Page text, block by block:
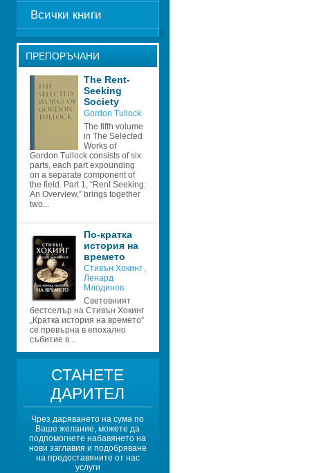
Всички книги
ПРЕПОРЪЧАНИ
The Rent-
Seeking
Society
Gordon Tullock
The fifth volume
in The Selected
Works of
Gordon Tullock consists of six
parts, each part expounding
on a separate component of
the field. Part 1, “Rent Seeking:
An Overview,” brings together
two...
По-кратка
история на
времето
Стивън Хокинг ,
Ленард
Млодинов
Световният
бестселър на Стивън Хокинг
„Кратка история на времето”
се превърна в епохално
събитие в...
СТАНЕТЕ
ДАРИТЕЛ
Чрез даряването на сума по
Ваше желание, можете да
подпомогнете набавянето на
нови заглавия и подобряване
на предоставяните от нас
услуги